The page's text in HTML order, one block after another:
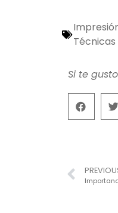
Si te